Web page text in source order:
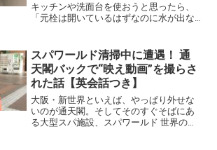
キッチンや洗面台を使おうと思ったら、
「元栓は開いているはずなのに水が出な
室清掃時に水が出ない原因のほとんど
は、メーターボックスの「元...
スパワールド清掃中に遭遇！ 通
天閣バックで“映え動画”を撮らさ
れた話【英会話つき】
大阪・新世界といえば、やっぱり外せな
いのが通天閣。そしてそのすぐそばにあ
る大型スパ施設、スパワールド 世界の大